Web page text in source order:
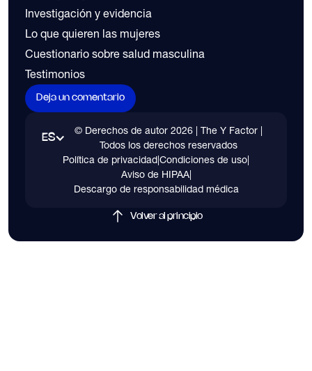
Investigación y evidencia
Lo que quieren las mujeres
Cuestionario sobre salud masculina
Testimonios
Deja un comentario
ES
© Derechos de autor2026 | The Y Factor |
Todos los derechos reservados
Política de privacidad|Condiciones de uso|
Aviso de HIPAA|
Descargo de responsabilidad médica
Volver al principio